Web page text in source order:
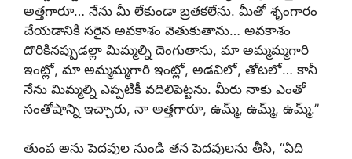
అత్తగారూ… నేను మీ లేకుండా బ్రతకలేను. మీతో శృంగారం
చేయడానికి సరైన అవకాశం వెతుకుతాను… అవకాశం
దొరికినప్పుడల్లా మిమ్మల్ని దెంగుతాను, మా అమ్మమ్మగారి
ఇంట్లో, మా అమ్మమ్మగారి ఇంట్లో, అడవిలో, తోటలో… కానీ
నేను మిమ్మల్ని ఎప్పటికీ వదిలిపెట్టను. మీరు నాకు ఎంతో
సంతోషాన్ని ఇచ్చారు, నా అత్తగారూ, ఉమ్మ్, ఉమ్మ్, ఉమ్మ్.”
తుంప అను పెదవుల నుండి తన పెదవులను తీసి, “ఏది